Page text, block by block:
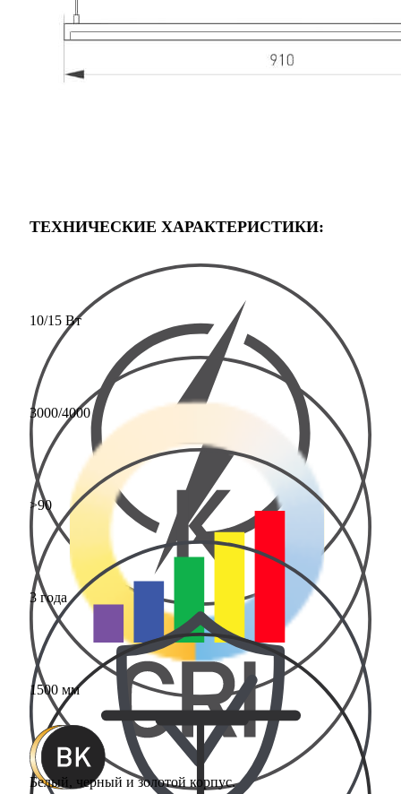
ТЕХНИЧЕСКИЕ ХАРАКТЕРИСТИКИ:
10/15 Вт
3000/4000
>90
3 года
1500 мм
Белый, черный и золотой корпус.